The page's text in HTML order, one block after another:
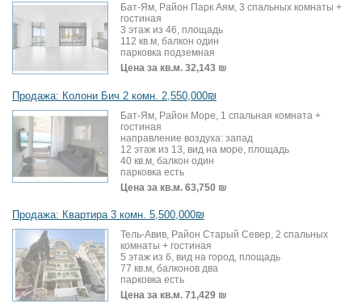
Бат-Ям, Район Парк Аям, 3 спальных комнаты +
гостиная
3 этаж из 46, площадь
112 кв.м, балкон один
парковка подземная
Цена за кв.м. 32,143 ₪
Продажа: Колони Бич 2 комн. 2,550,000₪
Бат-Ям, Район Море, 1 спальная комната +
гостиная
направление воздуха: запад
12 этаж из 13, вид на море, площадь
40 кв.м, балкон один
парковка есть
Цена за кв.м. 63,750 ₪
Продажа: Квартира 3 комн. 5,500,000₪
Тель-Авив, Район Старый Север, 2 спальных
комнаты + гостиная
5 этаж из 6, вид на город, площадь
77 кв.м, балконов два
парковка есть
Цена за кв.м. 71,429 ₪